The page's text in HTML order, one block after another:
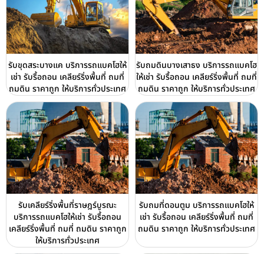
รับขุดสระบางแค บริการรถแบคโฮให้
เช่า รับรื้อถอน เคลียร์ริ่งพื้นที่ ถมที่
ถมดิน ราคาถูก ให้บริการทั่วประเทศ
รับถมดินบางเสาธง บริการรถแบคโฮ
ให้เช่า รับรื้อถอน เคลียร์ริ่งพื้นที่ ถมที่
ถมดิน ราคาถูก ให้บริการทั่วประเทศ
รับเคลียร์ริ่งพื้นที่ราษฎร์บูรณะ
บริการรถแบคโฮให้เช่า รับรื้อถอน
เคลียร์ริ่งพื้นที่ ถมที่ ถมดิน ราคาถูก
ให้บริการทั่วประเทศ
รับถมที่ดอนตูม บริการรถแบคโฮให้
เช่า รับรื้อถอน เคลียร์ริ่งพื้นที่ ถมที่
ถมดิน ราคาถูก ให้บริการทั่วประเทศ